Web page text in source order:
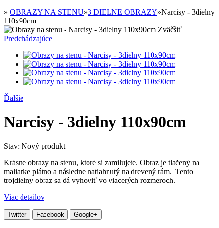
» OBRAZY NA STENU»3 DIELNE OBRAZY»Narcisy - 3dielny
110x90cm
Zväčšiť
Predchádzajúce
Ďalšie
Narcisy - 3dielny 110x90cm
Stav: Nový produkt
Krásne obrazy na stenu, ktoré si zamilujete. Obraz je tlačený na
maliarke plátno a následne natiahnutý na drevený rám. Tento
trojdielny obraz sa dá vyhoviť vo viacerých rozmeroch.
Viac detailov
Twitter Facebook Google+